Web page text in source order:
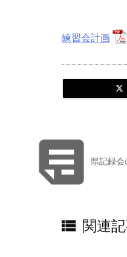
練習会計画
県記録
 関連